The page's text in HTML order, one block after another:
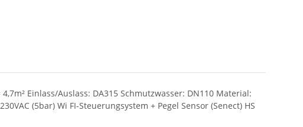
Einlass/Auslass: DA315 Schmutzwasser: DN110 Material:
(5bar) Wi FI-Steuerungsystem + Pegel Sensor (Senect) HS